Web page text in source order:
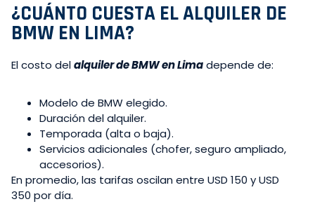
¿CUÁNTO CUESTA EL ALQUILER DE
BMW EN LIMA?
El costo delalquiler de BMW en Limadepende de:
Modelo de BMW elegido.
Duración del alquiler.
Temporada (alta o baja).
Servicios adicionales (chofer, seguro ampliado,
accesorios).
En promedio, las tarifas oscilan entre USD 150 y USD
350 por día.